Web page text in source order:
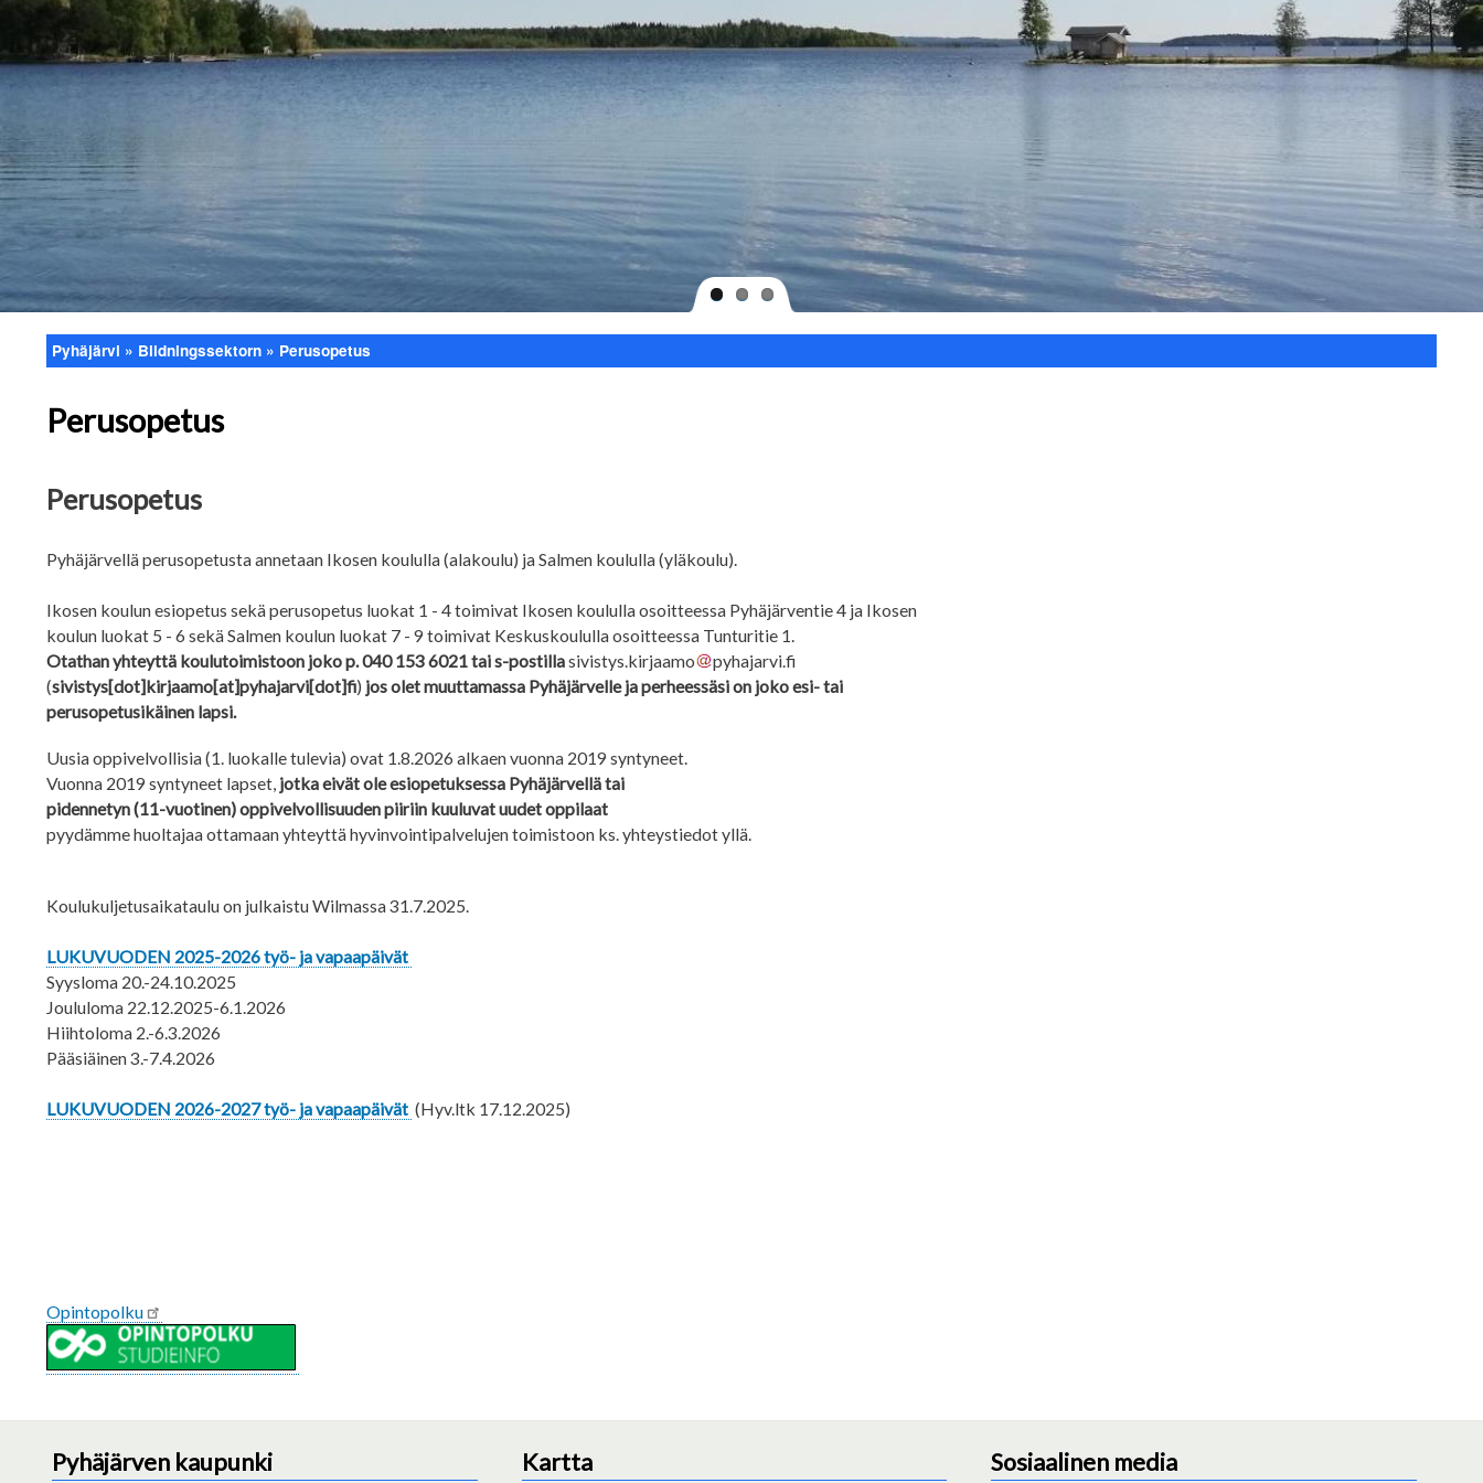
Länkstig
Pyhäjärvi Bildningssektorn Perusopetus
Perusopetus
Perusopetus
Pyhäjärvellä perusopetusta annetaan Ikosen koululla (alakoulu) ja Salmen koululla (yläkoulu).
Ikosen koulun esiopetus sekä perusopetus luokat 1 - 4 toimivat Ikosen koululla osoitteessa Pyhäjärventie 4 ja Ikosen
koulun luokat 5 - 6 sekä Salmen koulun luokat 7 - 9 toimivat Keskuskoululla osoitteessa Tunturitie 1.
Otathan yhteyttä koulutoimistoon joko p. 040 153 6021 tai s-postillasivistys.kirjaamo
pyhajarvi.fi
(sivistys[dot]kirjaamo[at]pyhajarvi[dot]fi) jos olet muuttamassa Pyhäjärvelle ja perheessäsi on joko esi- tai
perusopetusikäinen lapsi.
Uusia oppivelvollisia (1. luokalle tulevia) ovat 1.8.2026 alkaen vuonna 2019 syntyneet.
Vuonna 2019 syntyneet lapset, jotka eivät ole esiopetuksessa Pyhäjärvellä tai
pidennetyn (11-vuotinen) oppivelvollisuuden piiriin kuuluvat uudet oppilaat
pyydämme huoltajaa ottamaan yhteyttä hyvinvointipalvelujen toimistoon ks. yhteystiedot yllä.
Koulukuljetusaikataulu on julkaistu Wilmassa 31.7.2025.
LUKUVUODEN 2025-2026 työ- ja vapaapäivät
Syysloma 20.-24.10.2025
Joululoma 22.12.2025-6.1.2026
Hiihtoloma 2.-6.3.2026
Pääsiäinen 3.-7.4.2026
LUKUVUODEN 2026-2027 työ- ja vapaapäivät (Hyv.ltk 17.12.2025)
Opintopolku
Pyhäjärven kaupunki Kartta Sosiaalinen media